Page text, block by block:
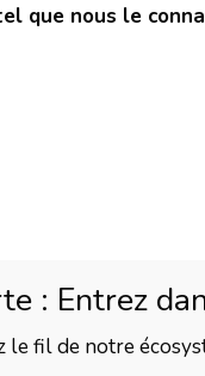
que nous le
: Entrez
fil de notre